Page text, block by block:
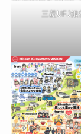
三菱UFJ銀